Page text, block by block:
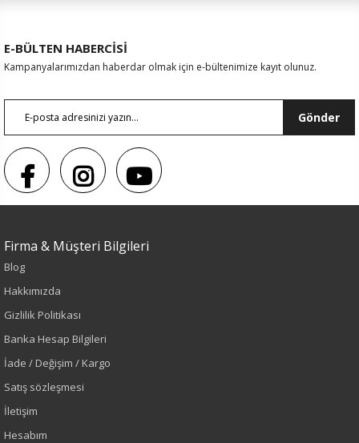
Sezon : YAZLIK
Renk
Sezon
Yaş Grubu
Kalıp
E-BÜLTEN HABERCİSİ
Kampanyalarımızdan haberdar olmak için e-bültenimize kayıt olunuz.
Gönder
Firma & Müşteri Bilgileri
Blog
Hakkımızda
Gizlilik Politikası
Banka Hesap Bilgileri
İade / Değişim / Kargo
Satış sözleşmesi
İletişim
Hesabım